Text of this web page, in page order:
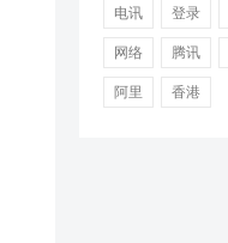
电讯 登录
网络 腾讯
阿里 香港